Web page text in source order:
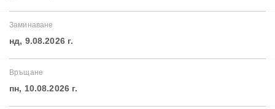
Заминаване
нд, 9.08.2026 г.
Връщане
пн, 10.08.2026 г.